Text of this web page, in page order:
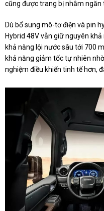
cũng được trang bị nhằm ngăn
Dù bổ sung mô-tơ điện và pin
Hybrid 48V vẫn giữ nguyên
khả năng lội nước sâu tới 700
khả năng giảm tốc tự nhiên
nghiệm điều khiển tinh tế hơn,